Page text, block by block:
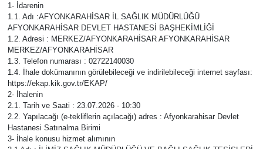
1- İdarenin
1.1. Adı :AFYONKARAHİSAR İL SAĞLIK MÜDÜRLÜĞÜ
AFYONKARAHİSAR DEVLET HASTANESİ BAŞHEKİMLİĞİ
1.2. Adresi : MERKEZ/AFYONKARAHİSAR AFYONKARAHİSAR
MERKEZ/AFYONKARAHİSAR
1.3. Telefon numarası : 02722140030
1.4. İhale dokümanının görülebileceği ve indirilebileceği internet sayfası:
https://ekap.kik.gov.tr/EKAP/
2- İhalenin
2.1. Tarih ve Saati : 23.07.2026 - 10:30
2.2. Yapılacağı (e-tekliflerin açılacağı) adres : Afyonkarahisar Devlet
Hastanesi Satınalma Birimi
3- İhale konusu hizmet alımının
SAĞLIK
SPOR
11:11 MANŞET